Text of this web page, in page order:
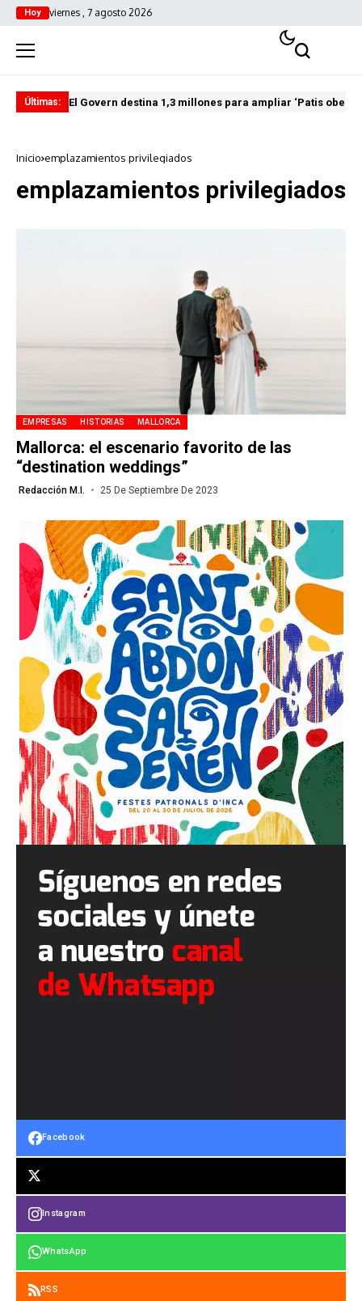
Hoy viernes , 7 agosto 2026
Últimas: El Govern destina 1,3 millones para ampliar ‘Patis
Inicio emplazamientos privilegiados
emplazamientos privilegiados
EMPRESAS HISTORIAS MALLORCA
Mallorca: el escenario favorito de las
“destination weddings”
Redacción M.I. 25 De Septiembre De 2023
Facebook
Instagram
WhatsApp
RSS